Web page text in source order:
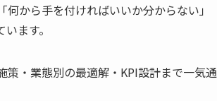
から手を付ければいいか分からない」
ます。
策・業態別の最適解・KPI設計まで一気通